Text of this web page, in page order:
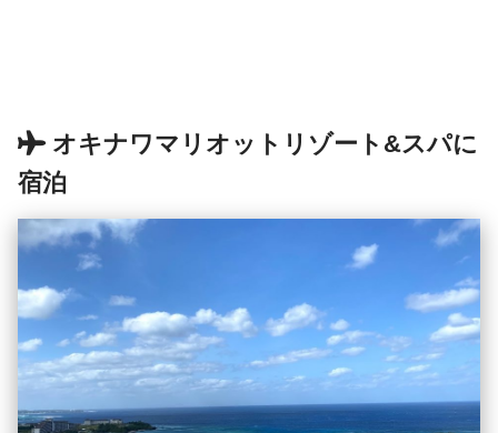
オキナワマリオットリゾート&スパに
宿泊